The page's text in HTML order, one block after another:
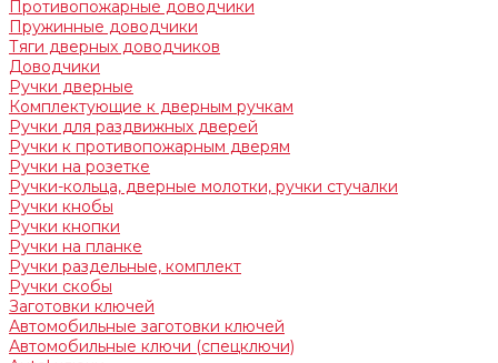
Противопожарные доводчики
Пружинные доводчики
Тяги дверных доводчиков
Доводчики
Ручки дверные
Комплектующие к дверным ручкам
Ручки для раздвижных дверей
Ручки к противопожарным дверям
Ручки на розетке
Ручки-кольца, дверные молотки, ручки стучалки
Ручки кнобы
Ручки кнопки
Ручки на планке
Ручки раздельные, комплект
Ручки скобы
Заготовки ключей
Автомобильные заготовки ключей
Автомобильные ключи (спецключи)